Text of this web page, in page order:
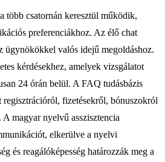
több csatornán keresztül működik,
preferenciákhoz. Az élő chat
ügynökökkel valós idejű megoldáshoz.
kérdésekhez, amelyek vizsgálatot
24 órán belül. A FAQ tudásbázis
fizetésekről, bónuszokról
magyar nyelvű asszisztencia
elkerülve a nyelvi
és reagálóképesség határozzák meg a